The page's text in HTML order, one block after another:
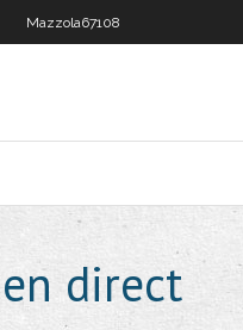
Mazzola67108
direct